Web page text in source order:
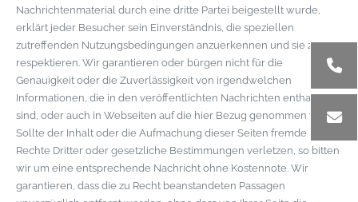
Nachrichtenmaterial durch eine dritte Partei beigestellt wurde,
erklärt jeder Besucher sein Einverständnis, die speziellen
zutreffenden Nutzungsbedingungen anzuerkennen und sie zu
respektieren. Wir garantieren oder bürgen nicht für die
Genauigkeit oder die Zuverlässigkeit von irgendwelchen
Informationen, die in den veröffentlichten Nachrichten enthalten
sind, oder auch in Webseiten auf die hier Bezug genommen wird.
Sollte der Inhalt oder die Aufmachung dieser Seiten fremde
Rechte Dritter oder gesetzliche Bestimmungen verletzen, so bitten
wir um eine entsprechende Nachricht ohne Kostennote. Wir
garantieren, dass die zu Recht beanstandeten Passagen